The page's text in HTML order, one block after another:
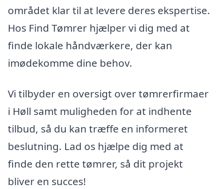
området klar til at levere deres ekspertise.
Hos Find Tømrer hjælper vi dig med at
finde lokale håndværkere, der kan
imødekomme dine behov.
Vi tilbyder en oversigt over tømrerfirmaer
i Høll samt muligheden for at indhente
tilbud, så du kan træffe en informeret
beslutning. Lad os hjælpe dig med at
finde den rette tømrer, så dit projekt
bliver en succes!